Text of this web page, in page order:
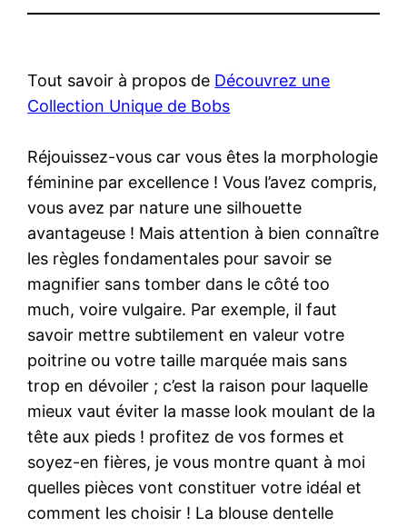
Tout savoir à propos de Découvrez une
Collection Unique de Bobs
Réjouissez-vous car vous êtes la morphologie
féminine par excellence ! Vous l’avez compris,
vous avez par nature une silhouette
avantageuse ! Mais attention à bien connaître
les règles fondamentales pour savoir se
magnifier sans tomber dans le côté too
much, voire vulgaire. Par exemple, il faut
savoir mettre subtilement en valeur votre
poitrine ou votre taille marquée mais sans
trop en dévoiler ; c’est la raison pour laquelle
mieux vaut éviter la masse look moulant de la
tête aux pieds ! profitez de vos formes et
soyez-en fières, je vous montre quant à moi
quelles pièces vont constituer votre idéal et
comment les choisir ! La blouse dentelle